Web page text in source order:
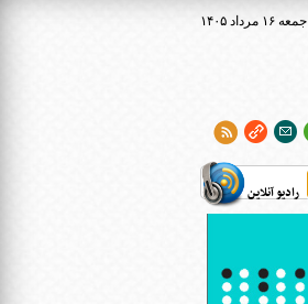
۱۴۰۵ جمعه ۱۶ مرداد
رادیو آنلاین